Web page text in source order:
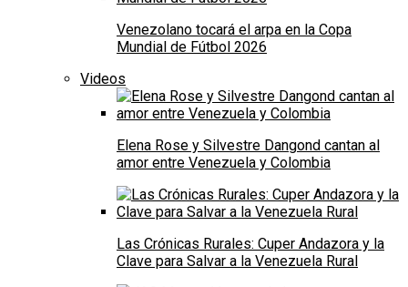
Venezolano tocará el arpa en la Copa
Mundial de Fútbol 2026
Videos
Elena Rose y Silvestre Dangond cantan al
amor entre Venezuela y Colombia
Las Crónicas Rurales: Cuper Andazora y la
Clave para Salvar a la Venezuela Rural